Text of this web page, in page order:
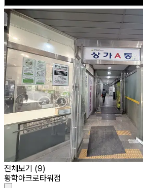
전체보기 (9)
황학아크로타워점